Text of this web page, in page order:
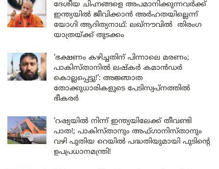
ദേശീയ ചിഹ്നങ്ങളെ അപമാനിക്കുന്നവർക്ക്
ഇന്ത്യയിൽ ജീവിക്കാൻ അർഹതയില്ലെന്ന്
യോഗി ആദിത്യനാഥ്: ലഖ്‌നൗവിൽ തിരംഗ
യാത്രയ്ക്ക് തുടക്കം
‘ഭക്ഷണം കഴിച്ചതിന് പിന്നാലെ മരണം;
പാകിസ്താനിൽ ലഷ്കർ കമാൻഡർ
കൊല്ലപ്പെട്ടു!’: അജ്ഞാത
തോക്കുധാരികളുടെ പേടിസ്വപ്നത്തിൽ
ഭീകരർ
‘റഷ്യയിൽ നിന്ന് ഇന്ത്യയിലേക്ക് തീവണ്ടി
പാത!; പാകിസ്താനും അഫ്ഗാനിസ്താനും
വഴി പുതിയ റെയിൽ പദ്ധതിയുമായി പുടിന്റെ
ഉപപ്രധാനമന്ത്രി!